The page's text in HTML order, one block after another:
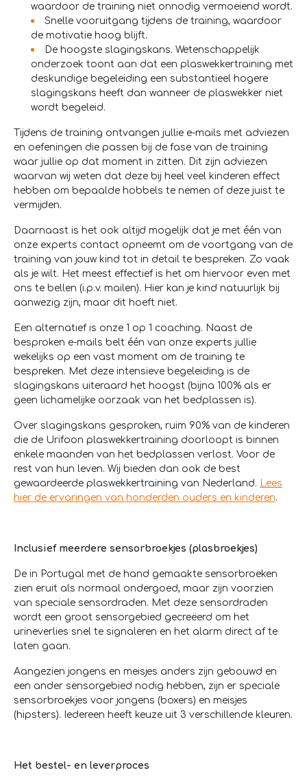
waardoor de training niet onnodig vermoeiend wordt.
Snelle vooruitgang tijdens de training, waardoor
de motivatie hoog blijft.
De hoogste slagingskans. Wetenschappelijk
onderzoek toont aan dat een plaswekkertraining met
deskundige begeleiding een substantieel hogere
slagingskans heeft dan wanneer de plaswekker niet
wordt begeleid.
Tijdens de training ontvangen jullie e-mails met adviezen
en oefeningen die passen bij de fase van de training
waar jullie op dat moment in zitten. Dit zijn adviezen
waarvan wij weten dat deze bij heel veel kinderen effect
hebben om bepaalde hobbels te nemen of deze juist te
vermijden.
Daarnaast is het ook altijd mogelijk dat je met één van
onze experts contact opneemt om de voortgang van de
training van jouw kind tot in detail te bespreken. Zo vaak
als je wilt. Het meest effectief is het om hiervoor even met
ons te bellen (i.p.v. mailen). Hier kan je kind natuurlijk bij
aanwezig zijn, maar dit hoeft niet.
Een alternatief is onze 1 op 1 coaching. Naast de
besproken e-mails belt één van onze experts jullie
wekelijks op een vast moment om de training te
bespreken. Met deze intensieve begeleiding is de
slagingskans uiteraard het hoogst (bijna 100% als er
geen lichamelijke oorzaak van het bedplassen is).
Over slagingskans gesproken, ruim 90% van de kinderen
die de Urifoon plaswekkertraining doorloopt is binnen
enkele maanden van het bedplassen verlost. Voor de
rest van hun leven. Wij bieden dan ook de best
gewaardeerde plaswekkertraining van Nederland.
Lees
hier de ervaringen van honderden ouders en kinderen.
Inclusief meerdere sensorbroekjes (plasbroekjes)
De in Portugal met de hand gemaakte sensorbroeken
zien eruit als normaal ondergoed, maar zijn voorzien
van speciale sensordraden. Met deze sensordraden
wordt een groot sensorgebied gecreëerd om het
urineverlies snel te signaleren en het alarm direct af te
laten gaan.
Aangezien jongens en meisjes anders zijn gebouwd en
een ander sensorgebied nodig hebben, zijn er speciale
sensorbroekjes voor jongens (boxers) en meisjes
(hipsters). Iedereen heeft keuze uit 3 verschillende kleuren.
Het bestel- en leverproces